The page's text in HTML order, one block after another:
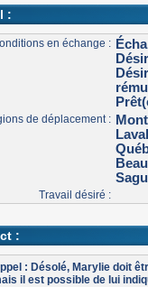
:
en échange :
de déplacement :
Travail désiré :
:
: Désolé, Marylie doit
il est possible de lui